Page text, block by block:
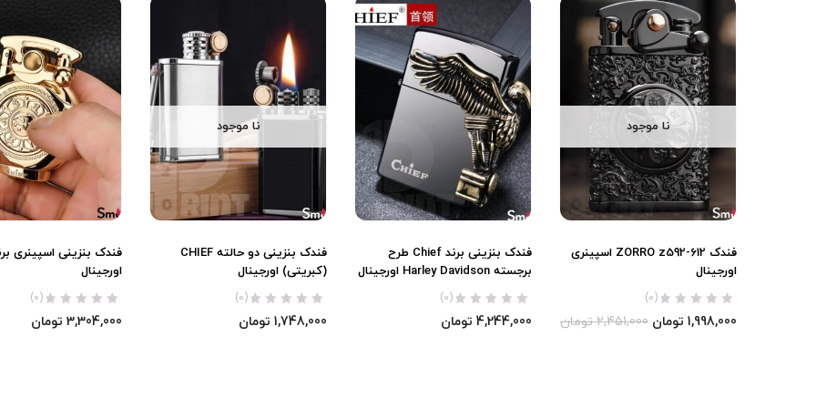
نا موجود
فندک ZORRO z592-612 اسپینری
اورجینال
(0)
1,998,000 تومان 2,451,000 تومان
فندک بنزینی برند Chief طرح
برجسته Harley Davidson اورجینال
(0)
4,244,000 تومان
نا موجود
فندک بنزینی دو حالته CHIEF
(کبریتی) اورجینال
(0)
1,748,000 تومان
اورجینال
(0)
3,304,000 تومان